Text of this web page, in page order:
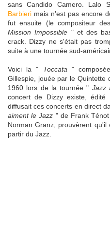
sans Candido Camero. Lalo
Barbieri mais n'est pas encore
fut ensuite (le compositeur
Mission Impossible " et des
crack. Dizzy ne s'était pas
suite à une tournée sud-
Voici la " Toccata "
Gillespie, jouée par le Quintette
1960 lors de la tournée " Jazz
concert de Dizzy existe, édité
diffusait ces concerts en direct
aiment le Jazz " de Frank
Norman Granz, prouvèrent
partir du Jazz.